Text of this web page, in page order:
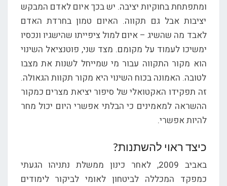
ומתפתחת בחוקיות יציבה. יש בכך איום לאדם המבקש
יציבות אבל גם תקווה. האיום טמון בחרדת האדם
לאבד מה שהשיג – איום למול ציפייתו שהישגיו ונכסיו
ימשיכו לעמוד על מקומם. מצד שני, פוטנציאל השינוי
הוא מקור התקווה עבור מי שמייחל לשנות את מצבו
לטובה. האמונה בכוח השינוי היא מקור תקוות הגאולה.
זה תפקידו האקטואלי של סיפור יציאת מצרים כמקור
ההשראה למאמינים כי הבלתי אפשרי היום יכול מחר
להיות אפשרי.
כיצד ראוי להשתנות?
באביב 2009, לאחר כינון ממשלת נתניהו הגעתי
כמפקד המכללה לביטחון לאומי לביקור לימודים